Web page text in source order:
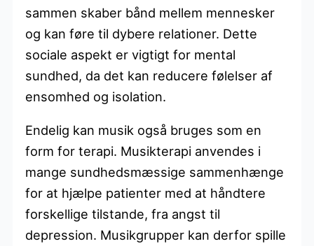
sammen skaber bånd mellem mennesker
og kan føre til dybere relationer. Dette
sociale aspekt er vigtigt for mental
sundhed, da det kan reducere følelser af
ensomhed og isolation.
Endelig kan musik også bruges som en
form for terapi. Musikterapi anvendes i
mange sundhedsmæssige sammenhænge
for at hjælpe patienter med at håndtere
forskellige tilstande, fra angst til
depression. Musikgrupper kan derfor spille